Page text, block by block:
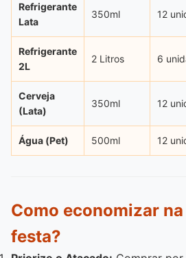
Refrigerante
Lata
350ml 12
Refrigerante
2L
2 Litros 6
Cerveja
(Lata)
350ml 12
Água (Pet) 500ml 12
Como economizar
festa?